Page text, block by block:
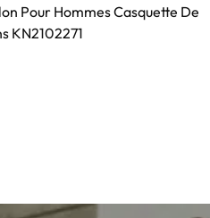
Pour Hommes Casquette De
KN2102271